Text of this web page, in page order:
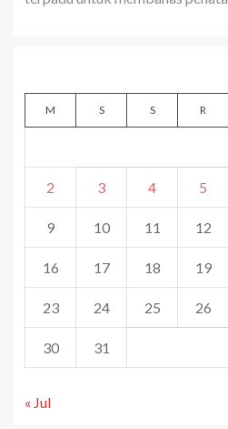
M S S R
2 3 4 5
9 10 11 12
16 17 18 19
23 24 25 26
30 31
« Jul